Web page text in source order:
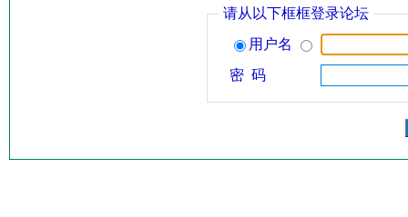
请从以下框框登录论坛
用户名
密 码